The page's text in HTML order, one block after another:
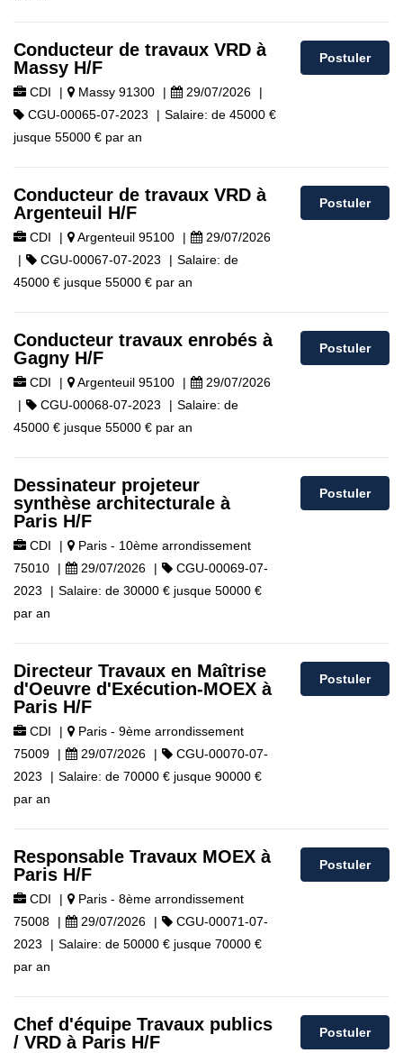
Conducteur de travaux VRD à
Massy H/F
CDI | Massy 91300 | 29/07/2026
|
CGU-00065-07-2023
| Salaire: de 45000 €
jusque 55000 € par an
Postuler
Conducteur de travaux VRD à
Argenteuil H/F
CDI | Argenteuil 95100 |
29/07/2026
|
CGU-00067-07-2023 | Salaire: de
45000 € jusque 55000 € par an
Postuler
Conducteur travaux enrobés à
Gagny H/F
CDI | Argenteuil 95100 |
29/07/2026
|
CGU-00068-07-2023 | Salaire: de
45000 € jusque 55000 € par an
Postuler
Dessinateur projeteur
synthèse architecturale à
Paris H/F
CDI |
Paris - 10ème arrondissement
75010
| 29/07/2026 |
CGU-00069-07-
2023
| Salaire: de 30000 € jusque 50000 €
par an
Postuler
Directeur Travaux en Maîtrise
d'Oeuvre d'Exécution-MOEX à
Paris H/F
CDI |
Paris - 9ème arrondissement
75009
| 29/07/2026 |
CGU-00070-07-
2023
| Salaire: de 70000 € jusque 90000 €
par an
Postuler
Responsable Travaux MOEX à
Paris H/F
CDI |
Paris - 8ème arrondissement
75008
| 29/07/2026 |
CGU-00071-07-
2023
| Salaire: de 50000 € jusque 70000 €
par an
Postuler
Chef d'équipe Travaux publics
/ VRD à Paris H/F
Postuler